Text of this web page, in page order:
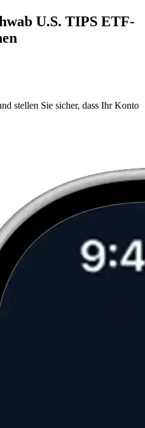
U.S. TIPS ETF-
stellen Sie sicher, dass Ihr Konto